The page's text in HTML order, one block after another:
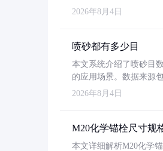
2026年8月4日
喷砂都有多少目
本文系统介绍了喷砂目
的应用场景。数据来源
2026年8月4日
M20化学锚栓尺寸规
本文详细解析M20化学